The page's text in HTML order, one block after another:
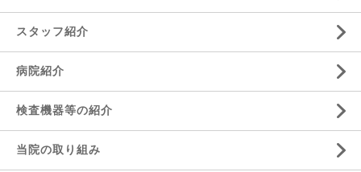
スタッフ紹介
病院紹介
検査機器等の紹介
当院の取り組み